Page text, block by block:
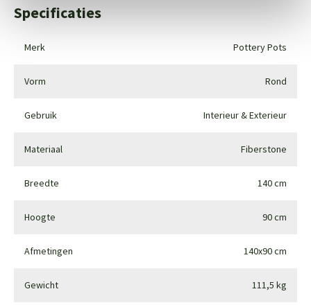
Specificaties
Merk Pottery Pots
Vorm Rond
Gebruik Interieur & Exterieur
Materiaal Fiberstone
Breedte 140 cm
Hoogte 90 cm
Afmetingen 140x90 cm
Gewicht 111,5 kg